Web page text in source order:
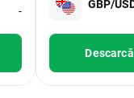
-
GBP/